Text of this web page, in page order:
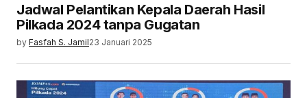
Jadwal Pelantikan Kepala Daerah Hasil
Pilkada 2024 tanpa Gugatan
by Fasfah S. Jamil23 Januari 2025